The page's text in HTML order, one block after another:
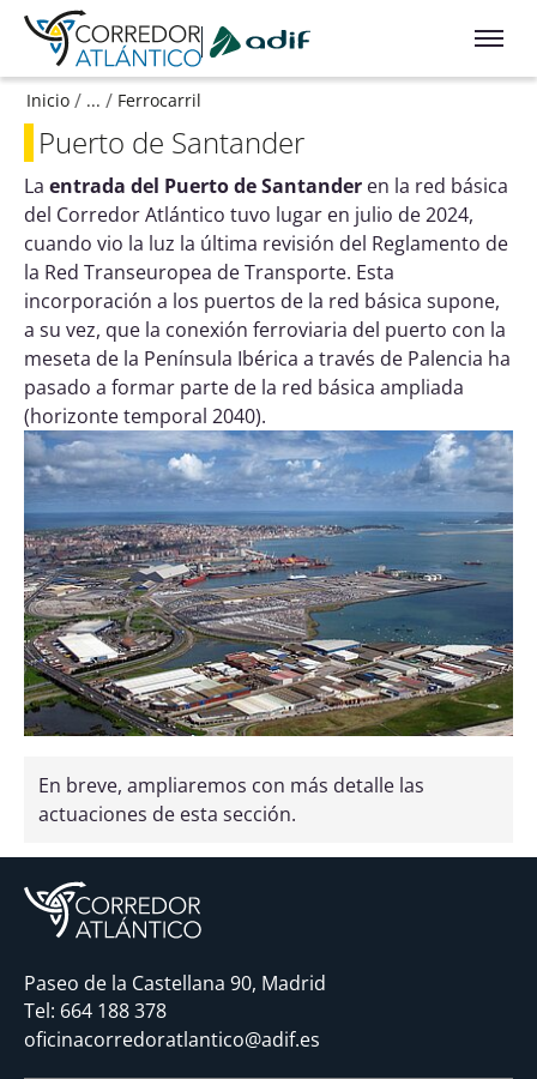
Ir a contenido principal
Inicio / ... / Ferrocarril
Puerto de Santander
La entrada del Puerto de Santander en la red básica
del Corredor Atlántico tuvo lugar en julio de 2024,
cuando vio la luz la última revisión del Reglamento de
la Red Transeuropea de Transporte. Esta
incorporación a los puertos de la red básica supone,
a su vez, que la conexión ferroviaria del puerto con la
meseta de la Península Ibérica a través de Palencia ha
pasado a formar parte de la red básica ampliada
(horizonte temporal 2040).
En breve, ampliaremos con más detalle las
actuaciones de esta sección.
Paseo de la Castellana 90, Madrid
Tel: 664 188 378
oficinacorredoratlantico@adif.es